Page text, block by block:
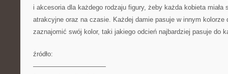
i akcesoria dla każdego rodzaju figury, żeby każda kobieta miała
atrakcyjne oraz na czasie. Każdej damie pasuje w innym kolorze
zaznajomić swój kolor, taki jakiego odcień najbardziej pasuje do
źródło:
———————————